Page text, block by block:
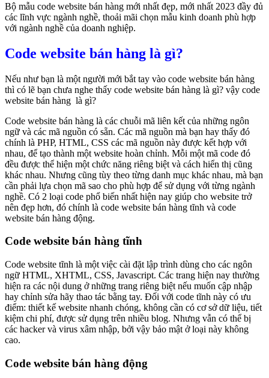
Bộ mẫu code website bán hàng mới nhất đẹp, mới nhất 2023 đầy đủ
các lĩnh vực ngành nghề, thoải mãi chọn mẫu kinh doanh phù hợp
với ngành nghề của doanh nghiệp.
Code website bán hàng là gì?
Nếu như bạn là một người mới bắt tay vào code website bán hàng
thì có lẽ bạn chưa nghe thấy code website bán hàng là gì? vậy code
website bán hàng là gì?
Code website bán hàng là các chuỗi mã liên kết của những ngôn
ngữ và các mã nguồn có sẵn. Các mã nguồn mà bạn hay thấy đó
chính là PHP, HTML, CSS các mã nguồn này được kết hợp với
nhau, để tạo thành một website hoàn chỉnh. Mỗi một mã code đó
đều được thể hiện một chức năng riêng biệt và cách hiển thị cũng
khác nhau. Nhưng cũng tùy theo từng danh mục khác nhau, mà bạn
cần phải lựa chọn mã sao cho phù hợp để sử dụng với từng ngành
nghề. Có 2 loại code phổ biến nhất hiện nay giúp cho website trở
nên đẹp hơn, đó chính là code website bán hàng tĩnh và code
website bán hàng động.
Code website bán hàng tĩnh
Code website tĩnh là một việc cài đặt lập trình dùng cho các ngôn
ngữ HTML, XHTML, CSS, Javascript. Các trang hiện nay thường
hiện ra các nội dung ở những trang riêng biệt nếu muốn cập nhập
hay chỉnh sửa hãy thao tác bằng tay. Đối với code tĩnh này có ưu
điểm: thiết kế website nhanh chóng, không cần có cơ sở dữ liệu, tiết
kiệm chi phí, được sử dụng trên nhiều blog. Nhưng vẫn có thể bị
các hacker và virus xâm nhập, bởi vậy bảo mật ở loại này không
cao.
Code website bán hàng động